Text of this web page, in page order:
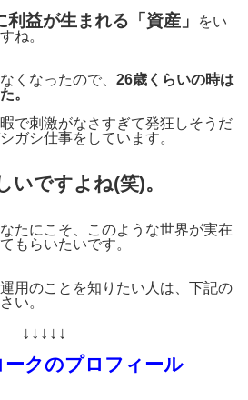
利益が生まれる「資産」
をい
ね。
くなったので、 26歳くらいの時は
。
で刺激がなさすぎて発狂しそうだ
ガシ仕事をしています。
いですよね(笑)。
たにこそ、このような世界が実在
もらいたいです。
用のことを知りたい人は、下記の
い。
↓↓↓↓↓
クのプロフィール